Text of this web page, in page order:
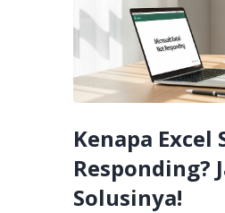
Kenapa Excel
Responding?
Solusinya!